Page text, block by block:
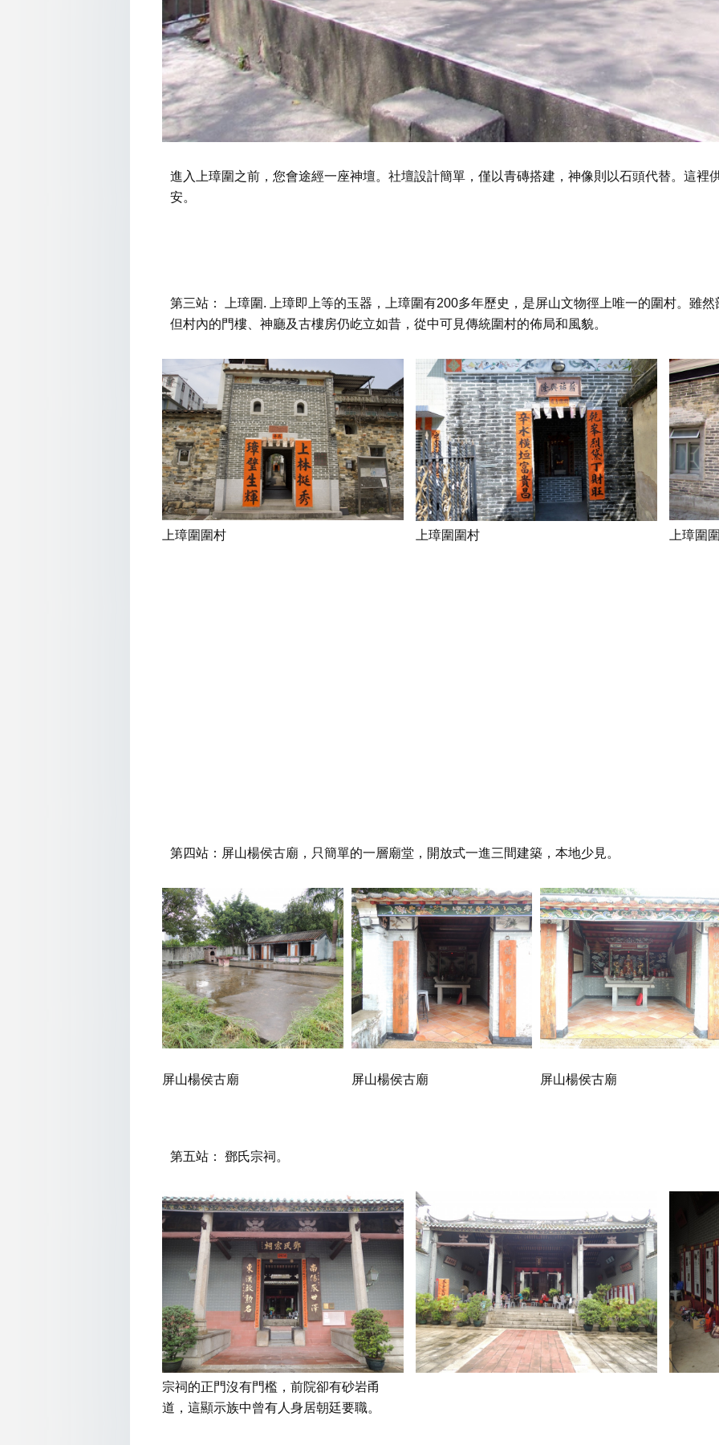
進入上璋圍之前，您會途經一座神壇。社壇設計簡單，僅以青磚搭建，神像則以石頭代替。這裡
安。
第三站： 上璋圍. 上璋即上等的玉器，上璋圍有200多年歷史，是屏山文物徑上唯一的圍村。雖
但村內的門樓、神廳及古樓房仍屹立如昔，從中可見傳統圍村的佈局和風貌。
上璋圍圍村 上璋圍圍村 上璋圍
第四站：屏山楊侯古廟，只簡單的一層廟堂，開放式一進三間建築，本地少見。
屏山楊侯古廟 屏山楊侯古廟 屏山楊侯古廟
第五站： 鄧氏宗祠。
宗祠的正門沒有門檻，前院卻有砂岩甬
道，這顯示族中曾有人身居朝廷要職。